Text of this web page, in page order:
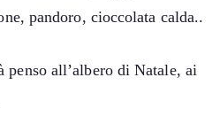
pandoro, cioccolata calda..
penso all’albero di Natale, ai